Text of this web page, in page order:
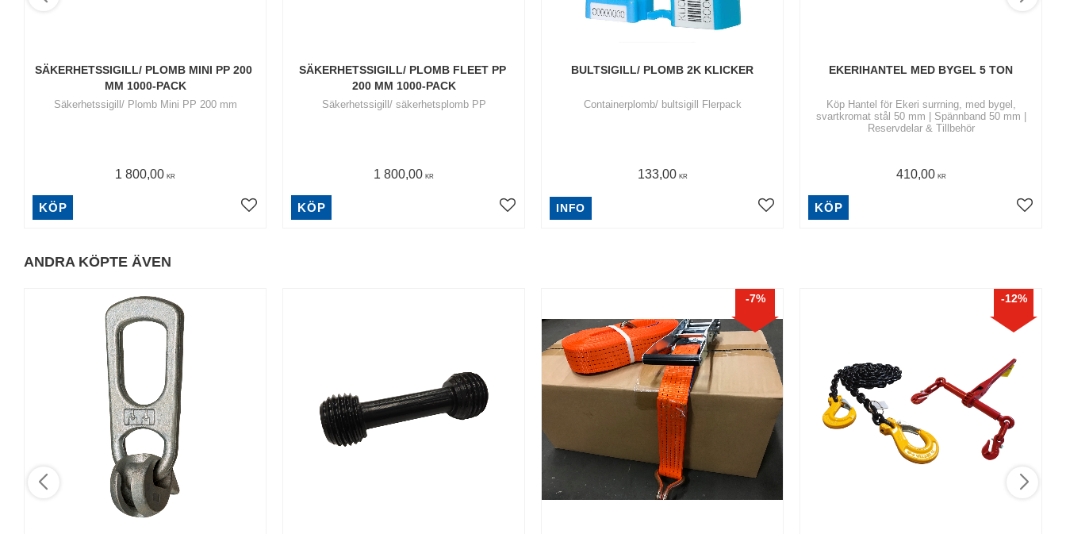
SÄKERHETSSIGILL/ PLOMB MINI PP 200
MM 1000-PACK
Säkerhetssigill/ Plomb Mini PP 200 mm
1 800,00 KR
KÖP
SÄKERHETSSIGILL/ PLOMB FLEET PP
200 MM 1000-PACK
Säkerhetssigill/ säkerhetsplomb PP
1 800,00 KR
KÖP
BULTSIGILL/ PLOMB 2K KLICKER
Containerplomb/ bultsigill Flerpack
133,00 KR
INFO
EKERIHANTEL MED BYGEL 5 TON
Köp Hantel för Ekeri surrning, med bygel,
svartkromat stål 50 mm | Spännband 50 mm |
Reservdelar & Tillbehör
410,00 KR
KÖP
ANDRA KÖPTE ÄVEN
7% 12%